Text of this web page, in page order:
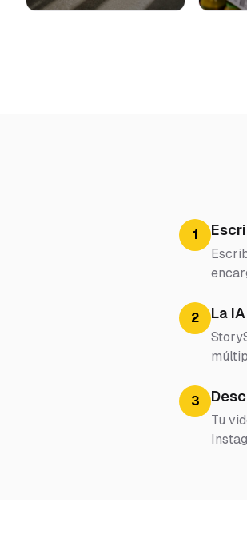
1
2 La
3
Tu